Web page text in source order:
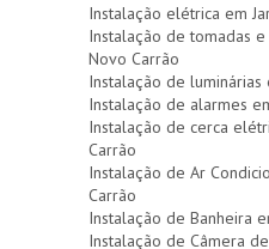
Instalação elétrica em
Instalação de tomadas
Novo Carrão
Instalação de luminárias
Instalação de alarmes
Instalação de cerca
Carrão
Instalação de Ar
Carrão
Instalação de Banheira
Instalação de Câmera